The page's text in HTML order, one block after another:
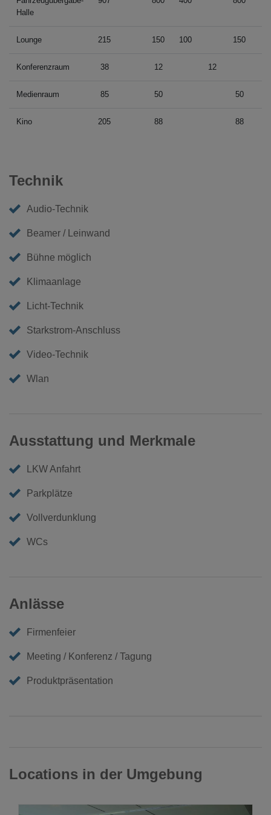
Halle
Lounge 215 150 100 150
Konferenzraum 38 12 12
Medienraum 85 50 50
Kino 205 88 88
Technik
Audio-Technik
Beamer / Leinwand
Bühne möglich
Klimaanlage
Licht-Technik
Starkstrom-Anschluss
Video-Technik
Wlan
Ausstattung und Merkmale
LKW Anfahrt
Parkplätze
Vollverdunklung
WCs
Anlässe
Firmenfeier
Meeting / Konferenz / Tagung
Produktpräsentation
Locations in der Umgebung